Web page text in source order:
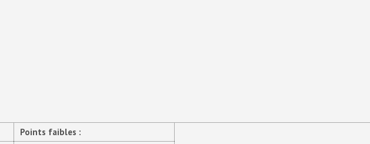
Points faibles :